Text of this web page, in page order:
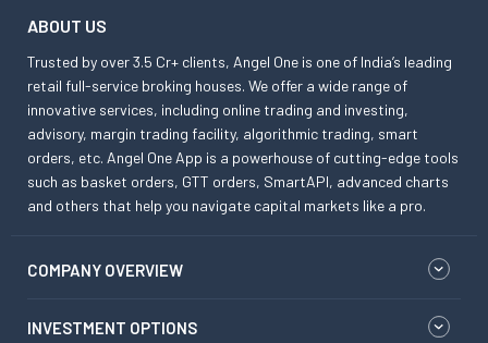
ABOUT US
Trusted by over 3.5 Cr+ clients, Angel One is one of India’s leading
retail full-service broking houses. We offer a wide range of
innovative services, including online trading and investing,
advisory, margin trading facility, algorithmic trading, smart
orders, etc. Angel One App is a powerhouse of cutting-edge tools
such as basket orders, GTT orders, SmartAPI, advanced charts
and others that help you navigate capital markets like a pro.
COMPANY OVERVIEW
INVESTMENT OPTIONS